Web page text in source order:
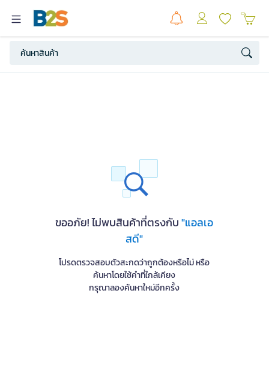
ขออภัย! ไม่พบสินค้าที่ตรงกับ"แอลเอ
สดี"
โปรดตรวจสอบตัวสะกดว่าถูกต้องหรือไม่ หรือ
ค้นหาโดยใช้คำที่ใกล้เคียง
กรุณาลองค้นหาใหม่อีกครั้ง